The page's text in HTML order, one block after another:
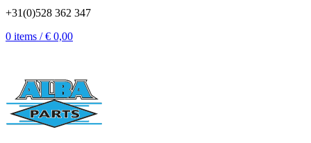
+31(0)528 362 347
0 items / € 0,00